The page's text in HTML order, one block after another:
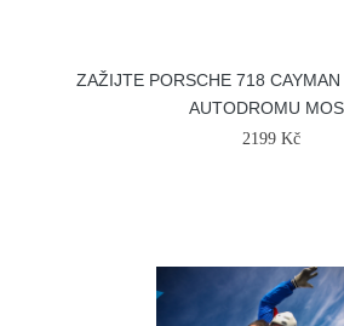
ZAŽIJTE PORSCHE 718 CAYMAN
AUTODROMU
2199 Kč